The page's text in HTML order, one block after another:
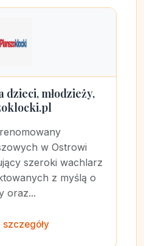
młodzieży,
w Ostrowi
szeroki wachlarz
z myślą o
oraz...
szczegóły